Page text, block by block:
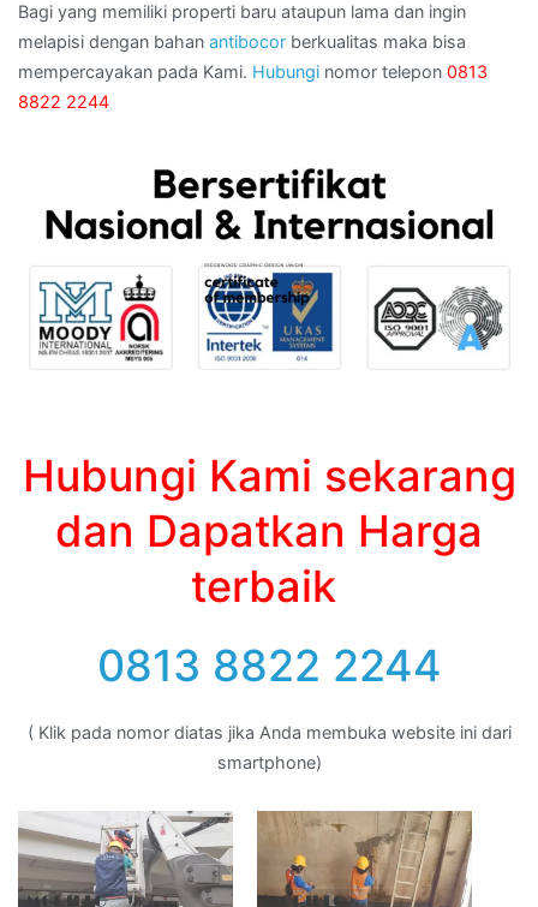
Bagi yang memiliki properti baru ataupun lama dan ingin
melapisi dengan bahan antibocor berkualitas maka bisa
mempercayakan pada Kami. Hubungi nomor telepon 0813
8822 2244
Hubungi Kami sekarang
dan Dapatkan Harga
terbaik
0813 8822 2244
( Klik pada nomor diatas jika Anda membuka website ini dari
smartphone)